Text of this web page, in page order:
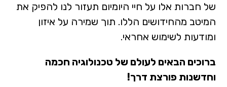
של חברות אלו על חיי היומיום תעזור לנו להפיק את
המיטב מהחידושים הללו. תוך שמירה על איזון
ומודעות לשימוש אחראי.
ברוכים הבאים לעולם של טכנולוגיה חכמה
וחדשנות פורצת דרך!